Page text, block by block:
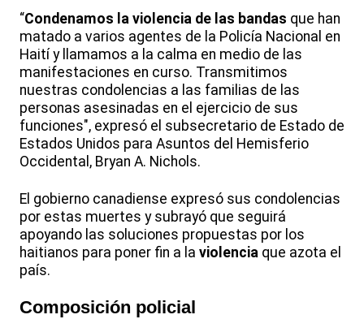
“Condenamos la violencia de las bandas que han
matado a varios agentes de la Policía Nacional en
Haití y llamamos a la calma en medio de las
manifestaciones en curso. Transmitimos
nuestras condolencias a las familias de las
personas asesinadas en el ejercicio de sus
funciones", expresó el subsecretario de Estado de
Estados Unidos para Asuntos del Hemisferio
Occidental, Bryan A. Nichols.
El gobierno canadiense expresó sus condolencias
por estas muertes y subrayó que seguirá
apoyando las soluciones propuestas por los
haitianos para poner fin a la violencia que azota el
país.
Composición policial